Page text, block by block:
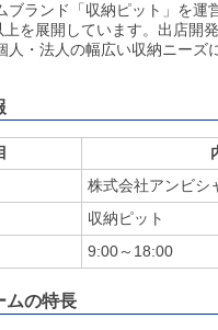
ブランド「収納ピット」を運
を展開しています。出店開
人・法人の幅広い収納ニーズ
株式会社アンビシ
収納ピット
9:00～18:00
ムの特長